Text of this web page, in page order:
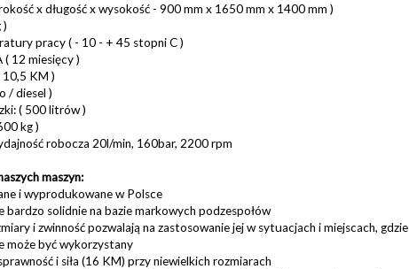
x długość x wysokość - 900 mm x 1650 mm x 1400 mm )
)
pracy ( - 10 - + 45 stopni C )
( 12 miesięcy )
KM )
/ diesel )
( 500 litrów )
kg )
robocza 20l/min, 160bar, 2200 rpm
maszyn:
i wyprodukowane w Polsce
bardzo solidnie na bazie markowych podzespołów
i zwinność pozwalają na zastosowanie jej w sytuacjach i miejscach, gdzie
może być wykorzystany
i siła (16 KM) przy niewielkich rozmiarach